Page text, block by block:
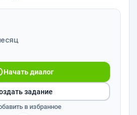
Начать диалог
задание
в избранное